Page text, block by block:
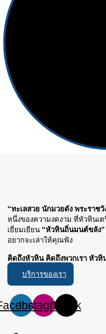
“ทะเลสวย นักมวยดัง พระราชวั
หนึ่งของความงดงาม ที่หัวหินเ
เยี่ยมเยียน “หัวหินถิ่นมนต์ขลัง”
อยากจะเล่าให้คุณฟัง
คิดถึงหัวหิน คิดถึงพวกเรา หัวหิ
บริการของเรา
InstagramTiktok